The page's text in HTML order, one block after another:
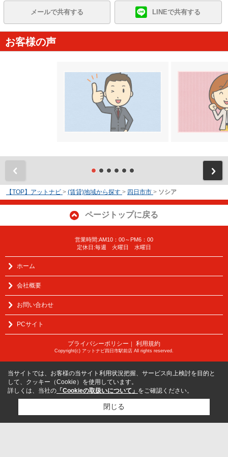
メールで共有する LINEで共有する
お客様の声
【TOP】アットナビ > (賃貸)地域から探す > 四日市市 > ソシア
ページトップに戻る
営業時間:AM10：00～PM6：00
定休日:毎週 火曜日 水曜日
ホーム
会社概要
お問い合わせ
PCサイト
プライバシーポリシー 利用規約
Copyright(c) アットナビ四日市駅前店 All rights reserved.
当サイトでは、お客様の当サイト利用状況把握、サービス向上検討を目的と
して、クッキー（Cookie）を使用しています。
詳しくは、当社の 「Cookieの取扱いについて」 をご確認ください。
閉じる